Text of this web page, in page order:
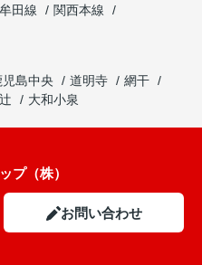
田線
関西本線
児島中央 道明寺
網干
大和小泉
プ（株）
お問い合わせ